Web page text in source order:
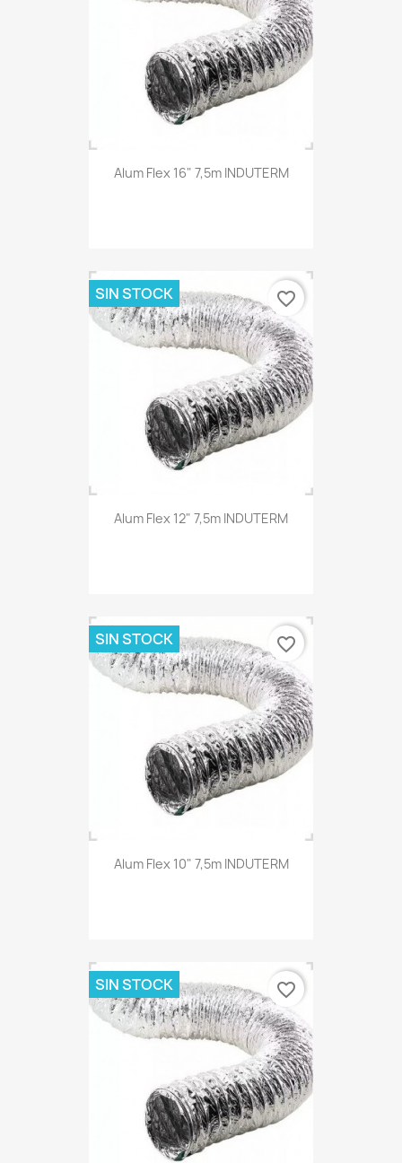
Alum Flex 16" 7,5m INDUTERM
Alum Flex 12" 7,5m INDUTERM
SIN STOCK favorite_border
Alum Flex 10" 7,5m INDUTERM
SIN STOCK favorite_border
SIN STOCK favorite_border